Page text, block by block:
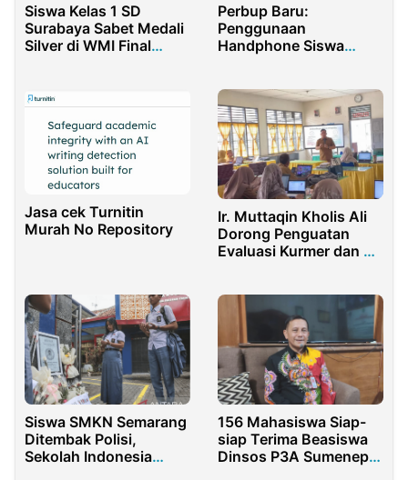
Siswa Kelas 1 SD
Surabaya Sabet Medali
Silver di WMI Final
Perbup Baru:
Penggunaan
Handphone Siswa
Jasa cek Turnitin
Murah No Repository
Ir. Muttaqin Kholis Ali
Dorong Penguatan
Evaluasi Kurmer dan E-
Siswa SMKN Semarang
Ditembak Polisi,
Sekolah Indonesia
156 Mahasiswa Siap-
siap Terima Beasiswa
Dinsos P3A Sumenep